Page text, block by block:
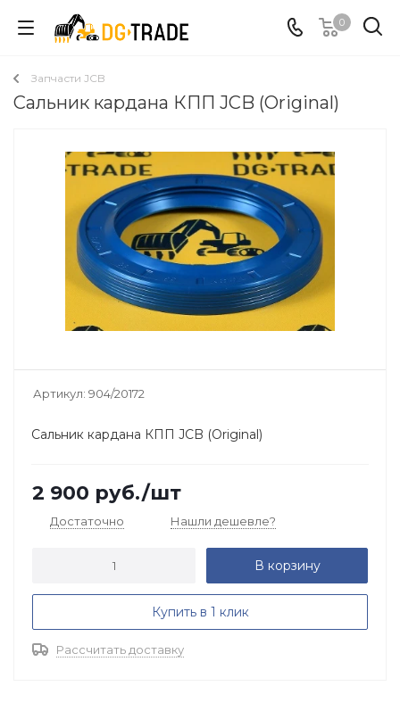
0
Запчасти JCB
Сальник кардана КПП JCB (Original)
Артикул: 904/20172
Сальник кардана КПП JCB (Original)
2 900 руб./шт
Достаточно Нашли дешевле?
В корзину
Купить в 1 клик
Рассчитать доставку